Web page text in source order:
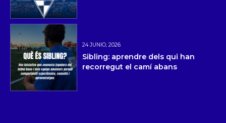
24 JUNIO, 2026
Sibling: aprendre dels qui han
recorregut el camí abans